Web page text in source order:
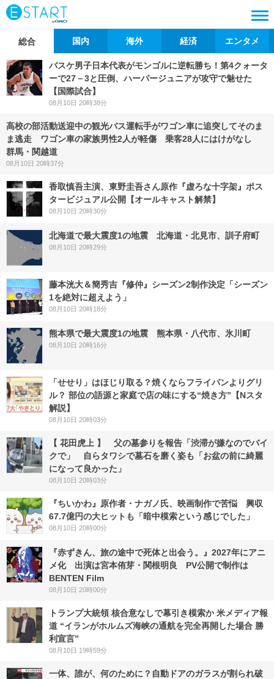
総合 国内 海外 経済 エンタメ
バスケ男子日本代表がモンゴルに逆転勝ち！第4クォータ
ーで27－3と圧倒、ハーパージュニアが攻守で魅せた
【国際試合】
08月10日 20時38分
高校の部活動送迎中の観光バス運転手がワゴン車に追突してそのま
ま逃走 ワゴン車の家族男性2人が軽傷 乗客28人にはけがなし
群馬・関越道
08月10日 20時37分
香取慎吾主演、東野圭吾さん原作『虚ろな十字架』ポス
タービジュアル公開【オールキャスト解禁】
08月10日 20時30分
北海道で最大震度1の地震 北海道・北見市、訓子府町
08月10日 20時29分
藤本洸大＆簡秀吉『修仲』シーズン2制作決定「シーズン
1を絶対に超えよう」
08月10日 20時18分
熊本県で最大震度1の地震 熊本県・八代市、氷川町
08月10日 20時16分
「せせり」はほじり取る？焼くならフライパンよりグリ
ル？ 部位の語源と家庭で店の味にする“焼き方”【Nスタ
解説】
08月10日 20時03分
【 花田虎上 】 父の墓参りを報告「渋滞が嫌なのでバイ
クで」 自らタワシで墓石を磨く姿も「お盆の前に綺麗
になって良かった」
08月10日 20時03分
『ちいかわ』原作者・ナガノ氏、映画制作で苦悩 興収
67.7億円の大ヒットも「暗中模索という感じでした」
08月10日 20時00分
『赤ずきん、旅の途中で死体と出会う。』2027年にアニ
メ化 出演は宮本侑芽・関根明良 PV公開で制作は
BENTEN Film
08月10日 20時00分
トランプ大統領 核合意なしで幕引き模索か 米メディア報
道 “イランがホルムズ海峡の通航を完全再開した場合 勝
利宣言”
08月10日 19時59分
一体、誰が、何のために？自動ドアのガラスが割られ破